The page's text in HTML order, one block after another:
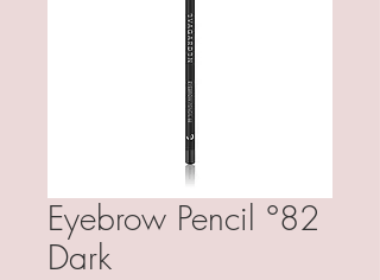
Eyebrow Pencil °82
Dark